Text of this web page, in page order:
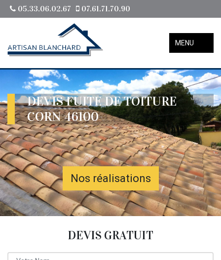
05.33.06.02.67 07.61.71.70.90
MENU
DEVIS FUITE DE TOITURE
CORN 46100
Nos réalisations
DEVIS GRATUIT